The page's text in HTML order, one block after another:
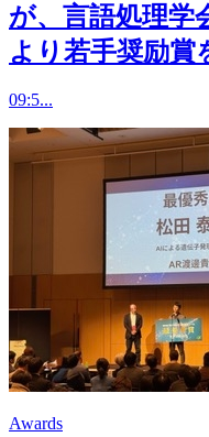
が、言語処理学
より若手奨励賞
09:5...
Awards